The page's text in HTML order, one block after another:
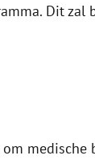
Dit zal
medische